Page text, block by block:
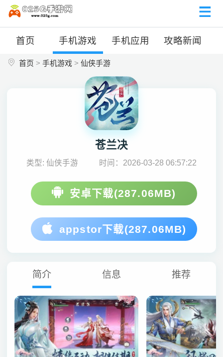
首页 手机游戏 手机应用 攻略新闻
首页 > 手机游戏> 仙侠手游
苍兰决
类型: 仙侠手游 时间：2026-03-28 06:57:22
安卓下载(287.06MB)
appstor下载(287.06MB)
简介 信息 推荐